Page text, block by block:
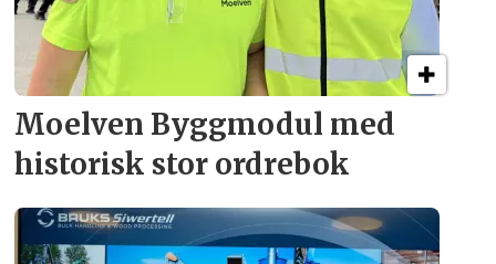
Moelven Byggmodul med
historisk stor ordrebok